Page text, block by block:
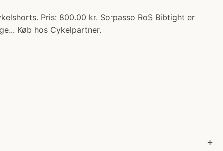
Pris: 800.00 kr. Sorpasso RoS Bibtight er
Køb hos Cykelpartner.